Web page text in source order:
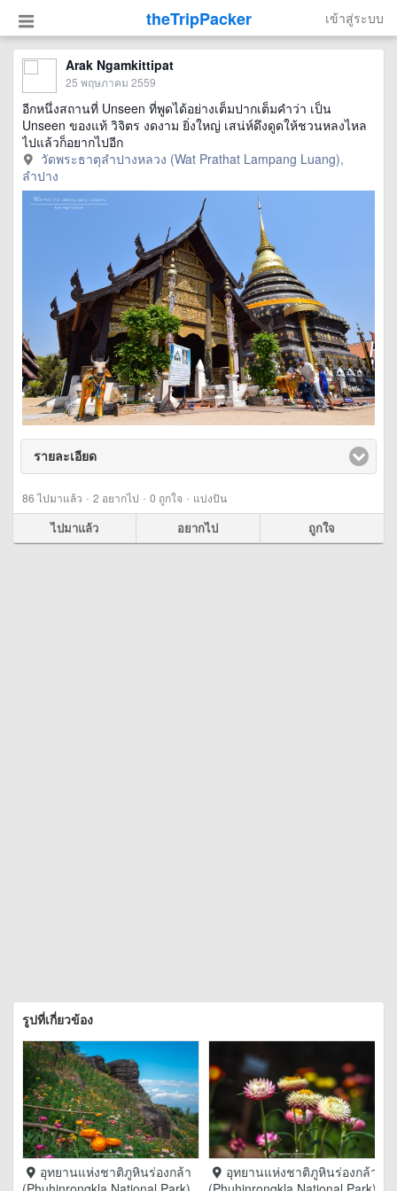
theTripPacker เข้าสู่ระบบ
Arak Ngamkittipat
25 พฤษภาคม 2559
อีกหนึ่งสถานที่ Unseen ที่พูดได้อย่างเต็มปากเต็มคำว่า เป็น
Unseen ของแท้ วิจิตร งดงาม ยิ่งใหญ่ เสน่ห์ดึงดูดให้ชวนหลงไหล
ไปแล้วก็อยากไปอีก
วัดพระธาตุลำปางหลวง (Wat Prathat Lampang Luang),
ลำปาง
รายละเอียด
86ไปมาแล้ว · 2 อยากไป · 0 ถูกใจ · แบ่งปัน
ไปมาแล้ว อยากไป ถูกใจ
รูปที่เกี่ยวข้อง
อุทยานแห่งชาติภูหินร่องกล้า
อุทยานแห่งชาติภูหินร่องกล้า